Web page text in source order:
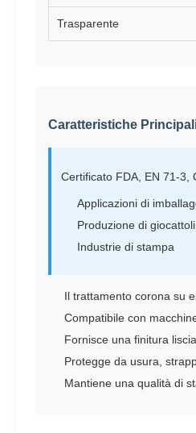
Trasparente
Caratteristiche
Certificato FDA, EN 71-3,
Applicazioni di
Produzione di giocattoli
Industrie di stampa
Il trattamento corona su
Compatibile con
Fornisce una finitura
Protegge da usura,
Mantiene una qualità di